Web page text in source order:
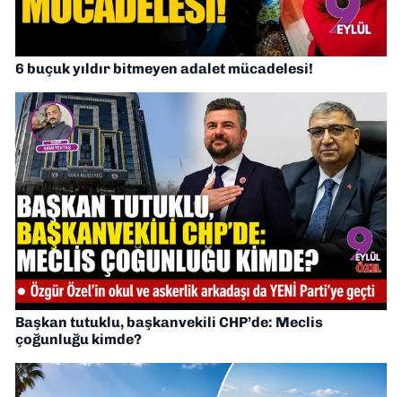
6 buçuk yıldır bitmeyen adalet mücadelesi!
Başkan tutuklu, başkanvekili CHP’de: Meclis
çoğunluğu kimde?